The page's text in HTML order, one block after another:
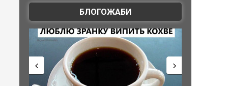
БЛОГОЖАБИ